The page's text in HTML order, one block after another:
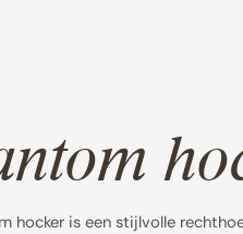
hocker is een stijlvolle